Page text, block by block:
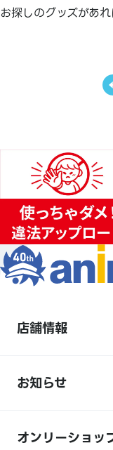
お探しのグッズがあ
店舗情報
お知らせ
オンリーショッ